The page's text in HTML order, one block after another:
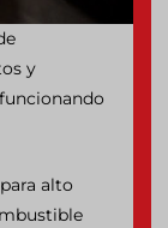
y
alto